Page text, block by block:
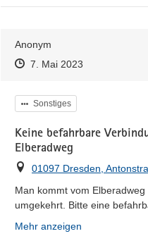
Anonym
Zeitpunkt des Erstellens
Zeitpunkt des Erstellens
7. Mai 2023Zur Äußerung
Kategorie
Sonstiges
Keine befahrbare
Elberadweg
Ort
01097 Dresden,
Man kommt vom
umgekehrt. Bitte eine
Mehr anzeigen